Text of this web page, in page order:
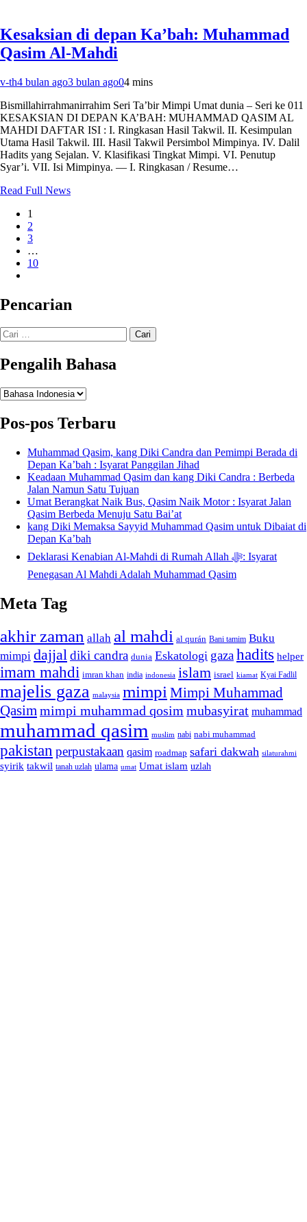
Kesaksian di depan Ka’bah: Muhammad
Qasim Al-Mahdi
v-th4 bulan ago3 bulan ago04 mins
Bismillahirrahmanirrahim Seri Ta’bir Mimpi Umat dunia – Seri ke 011
KESAKSIAN DI DEPAN KA’BAH: MUHAMMAD QASIM AL
MAHDI DAFTAR ISI : I. Ringkasan Hasil Takwil. II. Kesimpulan
Utama Hasil Takwil. III. Hasil Takwil Persimbol Mimpinya. IV. Dalil
Hadits yang Sejalan. V. Klasifikasi Tingkat Mimpi. VI. Penutup
Syar’i. VII. Isi Mimpinya. — I. Ringkasan / Resume…
Read Full News
1
2
3
…
10
Pencarian
Cari
untuk:
Pengalih Bahasa
Pengalih
Pos-pos Terbaru
Muhammad Qasim, kang Diki Candra dan Pemimpi Berada di
Depan Ka’bah : Isyarat Panggilan Jihad
Keadaan Muhammad Qasim dan kang Diki Candra : Berbeda
Jalan Namun Satu Tujuan
Umat Berangkat Naik Bus, Qasim Naik Motor : Isyarat Jalan
Qasim Berbeda Menuju Satu Bai’at
kang Diki Memaksa Sayyid Muhammad Qasim untuk Dibaiat di
Depan Ka’bah
Deklarasi Kenabian Al-Mahdi di Rumah Allah ﷻ: Isyarat
Penegasan Al Mahdi Adalah Muhammad Qasim
Meta Tag
akhir zaman allah al mahdi al qurán Bani tamim Buku
mimpi dajjal diki candra dunia Eskatologi gazahadits helper
imam mahdi imran khan india indonesia islam israel kiamat Kyai Fadlil
majelis gaza malaysia mimpi Mimpi Muhammad
Qasimmimpi muhammad qosim mubasyirat muhammad
muhammad qasim muslim nabi nabi muhammad
pakistan perpustakaan qasim roadmap safari dakwah silaturahmi
syirik takwil tanah uzlah ulama umat Umat islam uzlah